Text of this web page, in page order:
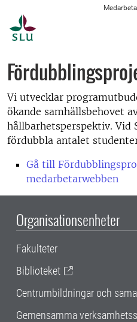
Vi utvecklar
ökande samhällsbehovet
hållbarhetsperspektiv. Vid
fördubbla antalet
Gå till
medarbetarwebben
Organisationsenheter
Fakulteter
Biblioteket
Centrumbildningar och
Gemensamma